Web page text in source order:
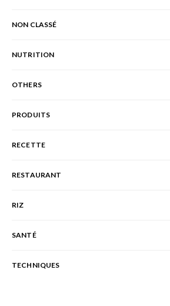
NON CLASSÉ
NUTRITION
OTHERS
PRODUITS
RECETTE
RESTAURANT
RIZ
SANTÉ
TECHNIQUES